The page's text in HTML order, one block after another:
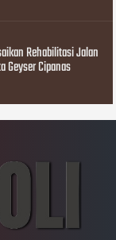
Rehabilitasi Jalan
Geyser Cipanas